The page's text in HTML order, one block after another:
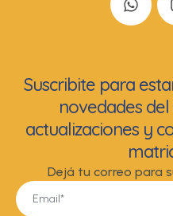
Suscribite para
novedades
actualizaciones y
Dejá tu correo para